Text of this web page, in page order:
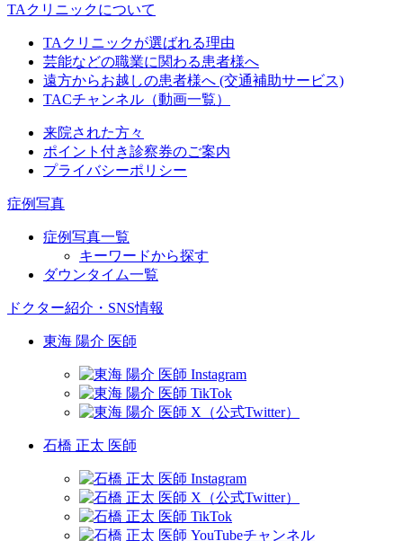
TAクリニックについて
TAクリニックが選ばれる理由
芸能などの職業に関わる患者様へ
遠方からお越しの患者様へ (交通補助サービス)
TACチャンネル（動画一覧）
来院された方々
ポイント付き診察券のご案内
プライバシーポリシー
症例写真
症例写真一覧
キーワードから探す
ダウンタイム一覧
ドクター紹介・SNS情報
東海 陽介 医師
石橋 正太 医師